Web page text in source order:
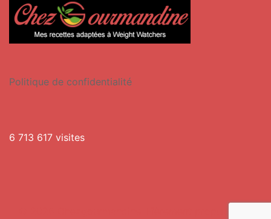
Politique de confidentialité
6 713 617 visites